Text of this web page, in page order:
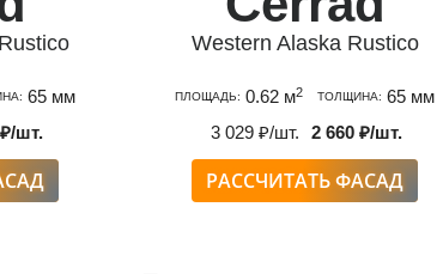
65 мм
шт.
Western Alaska Rustico
ПЛОЩАДЬ: 0.62 м2 ТОЛЩИНА: 65 мм
3 029 ₽/шт.
2 660 ₽/шт.
РАССЧИТАТЬ ФАСАД